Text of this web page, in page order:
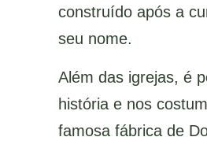
construído após a
seu nome.
Além das igrejas, é
história e nos
famosa fábrica de